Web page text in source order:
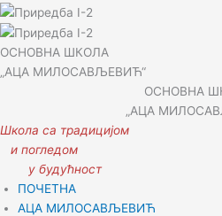
ОСНОВНА ШКОЛА
„АЦА МИЛОСАВЉЕВИЋ“
ОСНОВНА
„АЦА
Школа са традицијом
и погледом
у будућност
ПОЧЕТНА
АЦА МИЛОСАВЉЕВИЋ